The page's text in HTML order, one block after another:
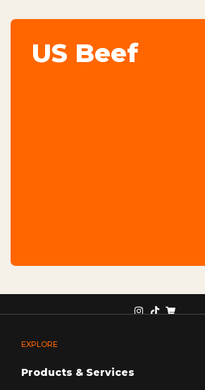
US Beef
EXPLORE
Products & Services